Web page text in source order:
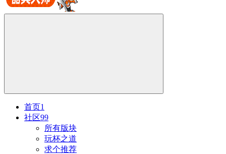
首页1
社区99
所有版块
玩杯之道
求个推荐